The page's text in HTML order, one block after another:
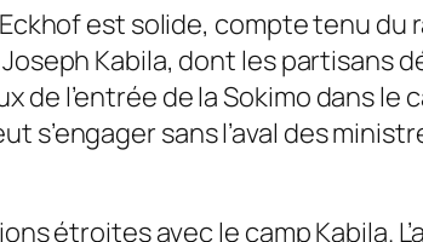
est solide, compte tenu du
Kabila, dont les
l’entrée de la Sokimo dans le
s’engager sans l’aval des
étroites avec le camp Kabila.